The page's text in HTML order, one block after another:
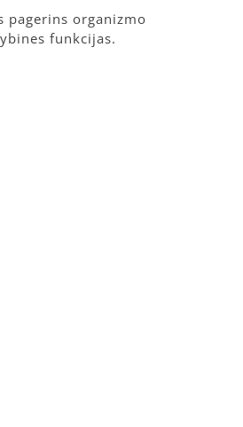
pagerins organizmo
funkcijas.